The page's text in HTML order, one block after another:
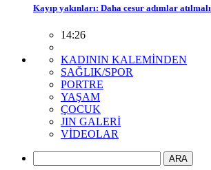
Kayıp yakınları: Daha cesur adımlar atılmalı
14:26
KADININ KALEMİNDEN
SAĞLIK/SPOR
PORTRE
YAŞAM
ÇOCUK
JIN GALERİ
VİDEOLAR
ARA